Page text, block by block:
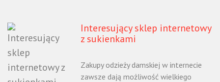
Interesujący sklep internetowy
z sukienkami
Zakupy odzieży damskiej w internecie
zawsze dają możliwość wielkiego